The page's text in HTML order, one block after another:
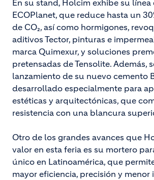
En su stand, Holcim exhibe su
ECOPlanet, que reduce hasta un
de CO₂, así como hormigones,
aditivos Tector, pinturas e
marca Quimexur, y soluciones
pretensadas de Tensolite. Además,
lanzamiento de su nuevo cemento
desarrollado especialmente para
estéticas y arquitectónicas, que
resistencia con una blancura
Otro de los grandes avances que
valor en esta feria es su mortero
único en Latinoamérica, que
mayor eficiencia, precisión y menor